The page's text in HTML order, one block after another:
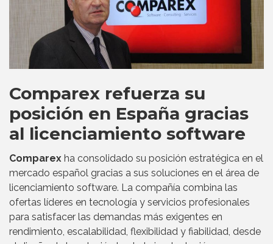
Comparex refuerza su
posición en España gracias
al licenciamiento software
Comparex ha consolidado su posición estratégica en el
mercado español gracias a sus soluciones en el área de
licenciamiento software. La compañía combina las
ofertas líderes en tecnología y servicios profesionales
para satisfacer las demandas más exigentes en
rendimiento, escalabilidad, flexibilidad y fiabilidad, desde